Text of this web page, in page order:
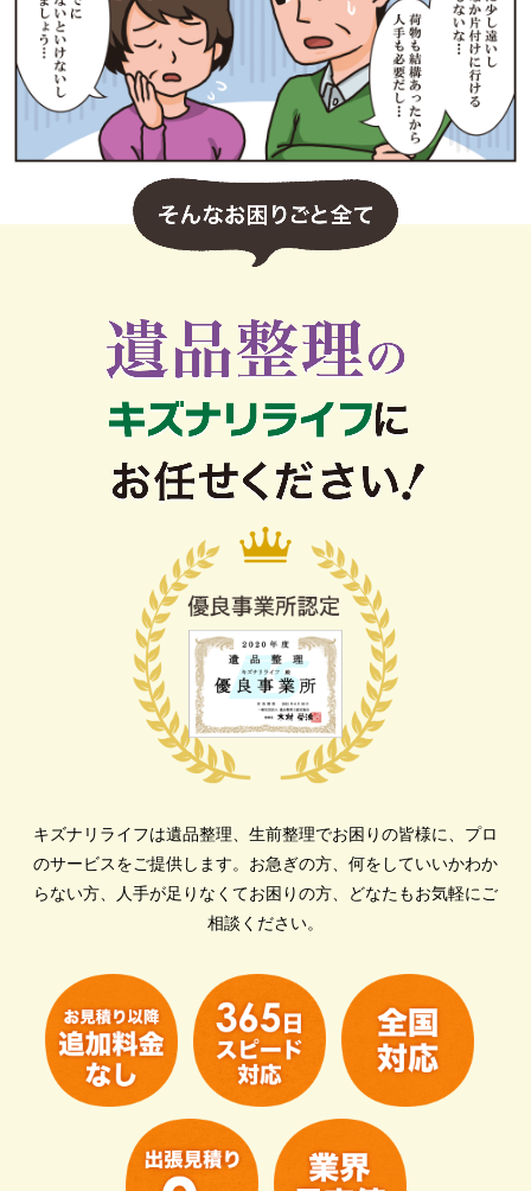
キズナリライフは遺品整理、生前整理でお困りの皆様に、プロ
のサービスをご提供します。 お急ぎの方、何をしていいかわか
らない方、人手が足りなくてお困りの方、どなたもお気軽にご
相談ください。